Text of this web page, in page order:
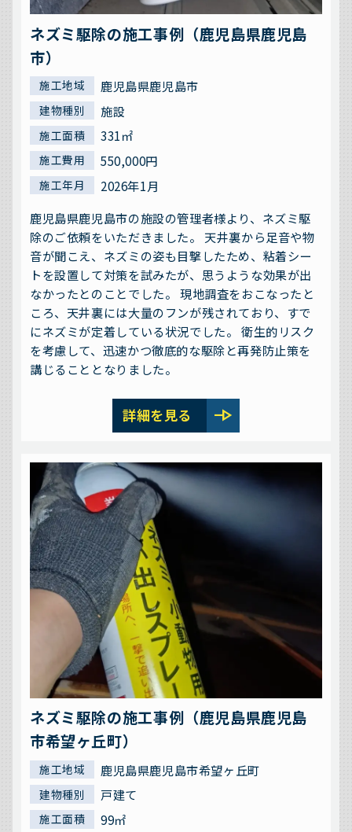
ネズミ駆除の施工事例（鹿児島県鹿児島
市）
施工地域 鹿児島県鹿児島市
建物種別 施設
施工面積 331㎡
施工費用 550,000円
施工年月
2026年1月
鹿児島県鹿児島市の施設の管理者様より、ネズミ駆
除のご依頼をいただきました。 天井裏から足音や物
音が聞こえ、ネズミの姿も目撃したため、粘着シー
トを設置して対策を試みたが、思うような効果が出
なかったとのことでした。 現地調査をおこなったと
ころ、天井裏には大量のフンが残されており、すで
にネズミが定着している状況でした。 衛生的リスク
を考慮して、迅速かつ徹底的な駆除と再発防止策を
講じることとなりました。
詳細を見る line_end_arrow
ネズミ駆除の施工事例（鹿児島県鹿児島
市希望ヶ丘町）
施工地域 鹿児島県鹿児島市希望ヶ丘町
建物種別 戸建て
施工面積 99㎡